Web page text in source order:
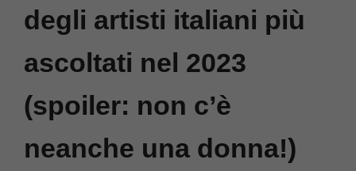
degli artisti italiani più
ascoltati nel 2023
(spoiler: non c’è
neanche una donna!)